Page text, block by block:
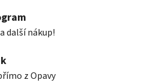
další nákup!
z Opavy